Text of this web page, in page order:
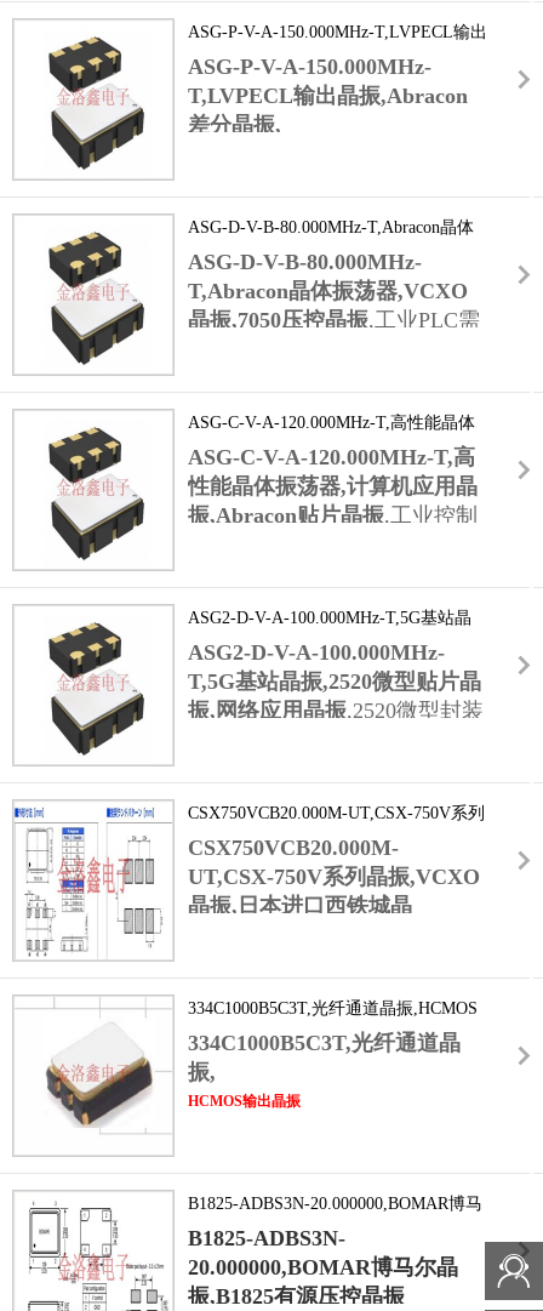
口提供精准时钟信号,支持基带
芯片完成信号调制解调时序控
制.14.31818MHz频率与4GLTE
信号处理的时序需求高度匹配,
配合
高湿环境下,仍能保证模块时钟漂移量小于
因时钟偏差导致的数据丢包或传输延迟.
ASG-P-V-A-150.000MHz-T,LVPECL输出
晶振,Abracon差分晶振,石英晶体振荡器
ASG-P-V-A-150.000MHz-
T,LVPECL输出晶振,Abracon
差分晶振,
频信号能满足5GNR(新空口)协议下10Gbps级
数据处理的时序需求,配合Abracon石英晶体振
荡器的±25ppm频率稳定度,确保基站
在-40℃~85℃工作温度范围内,信号帧同步误差
ASG-D-V-B-80.000MHz-T,Abracon晶体
振荡器,VCXO晶振,7050压控晶振
ASG-D-V-B-80.000MHz-
T,Abracon晶体振荡器,VCXO
晶振,7050压控晶振,工业PLC需
影响控制精度.ASG-D-V-B-
80.000MHz晶振为PLC的中央
处理单元提供可调时钟,通过外
部电压微调功能,可补偿工业环
境中温度,振动导致的频率漂移,
内.80.000MHz频率能满足PLC
对高频数据采集与快速指令响
应的需求,
7050贴片晶振
封装的抗振动性能(10g加速度,10-2000Hz)可抵
御车间设备振动干扰,配合Abracon的严苛品控,
差导致的设备误动作.
ASG-C-V-A-120.000MHz-T,高性能晶体
振荡器,计算机应用晶振,Abracon贴片晶
振
ASG-C-V-A-120.000MHz-T,高
性能晶体振荡器,计算机应用晶
振,Abracon贴片晶振,工业控制
转速,传感器模拟量),时钟精度
直接影响采集数据的准确
性.ASG-C-V-A-120.000MHz-T
贴片晶振为采集卡提供高频时
钟,120.000MHz频率支持采集
精准捕捉10MHz以内的工业信
号细节,满足高精度工业
需求.其高性能特性体现在宽温工作范围
(-40℃~85℃),能适配工业现场高低温波动环境
ASG2-D-V-A-100.000MHz-T,5G基站晶
振,2520微型贴片晶振,网络应用晶振
ASG2-D-V-A-100.000MHz-
T,5G基站晶振,2520微型贴片晶
振,网络应用晶振,2520微型封装
500MHz,为基带芯片提供高速
运算时序支持,满足每小区
100+用户同时接入的数据处理
需求,用户下行时延控制在10ms
抗振动性能(15g加速度,10-
2000Hz),可抵御城市交通振动,
设备运行震动对时钟信号的影
响,配合
Abracon晶振
避免因时钟偏差导致的用户掉线,数据卡顿问
题.
CSX750VCB20.000M-UT,CSX-750V系列
晶振,VCXO晶振,日本进口西铁城晶振
CSX750VCB20.000M-
UT,CSX-750V系列晶振,VCXO
晶振,日本进口西铁城晶
在通信领域,可用于5G基站的时钟同步模块,通
过电压微调补偿信号传输延迟;在工业控制领
域,能为PLC(可编程逻辑控制器)提供动态调频
时钟,提升设备响应精度;在测试测量仪器中,可
334C1000B5C3T,光纤通道晶振,HCMOS
输出晶振,3225小型晶振
334C1000B5C3T,光纤通道晶
振,
HCMOS输出晶振
能有效延长便携式设备续航时间.该晶振频率覆
盖4MHz-120MHz,频率稳定度达±10ppm(商业
级),相位噪声低,输出方波波形规整,可直接驱动
MCU,传感器,无线通信模块等后级电路.此外,其
B1825-ADBS3N-20.000000,BOMAR博马
尔晶振,B1825有源压控晶振
B1825-ADBS3N-
20.000000,BOMAR博马尔晶
振,B1825有源压控晶振